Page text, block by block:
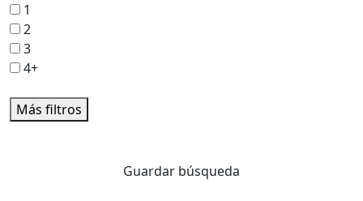
1
2
3
4+
Más filtros
Guardar búsqueda